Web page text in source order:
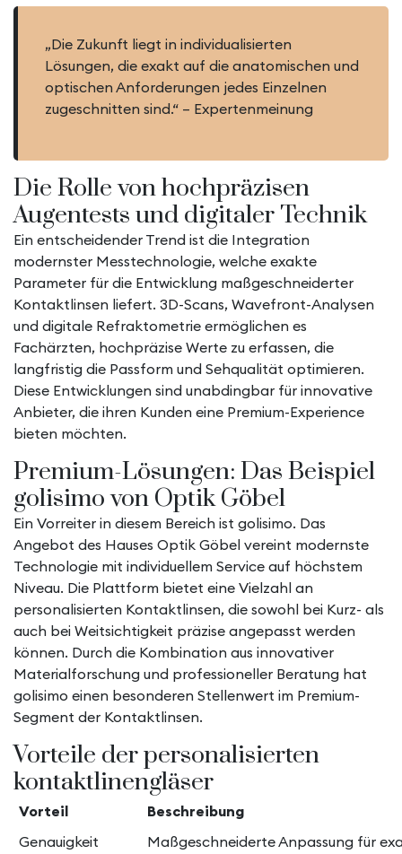
„Die Zukunft liegt in individualisierten
Lösungen, die exakt auf die anatomischen und
optischen Anforderungen jedes Einzelnen
zugeschnitten sind.“ – Expertenmeinung
Die Rolle von hochpräzisen
Augentests und digitaler Technik
Ein entscheidender Trend ist die Integration
modernster Messtechnologie, welche exakte
Parameter für die Entwicklung maßgeschneiderter
Kontaktlinsen liefert. 3D-Scans, Wavefront-Analysen
und digitale Refraktometrie ermöglichen es
Fachärzten, hochpräzise Werte zu erfassen, die
langfristig die Passform und Sehqualität optimieren.
Diese Entwicklungen sind unabdingbar für innovative
Anbieter, die ihren Kunden eine Premium-Experience
bieten möchten.
Premium-Lösungen: Das Beispiel
golisimo von Optik Göbel
Ein Vorreiter in diesem Bereich ist golisimo. Das
Angebot des Hauses Optik Göbel vereint modernste
Technologie mit individuellem Service auf höchstem
Niveau. Die Plattform bietet eine Vielzahl an
personalisierten Kontaktlinsen, die sowohl bei Kurz- als
auch bei Weitsichtigkeit präzise angepasst werden
können. Durch die Kombination aus innovativer
Materialforschung und professioneller Beratung hat
golisimo einen besonderen Stellenwert im Premium-
Segment der Kontaktlinsen.
Vorteile der personalisierten
kontaktlinengläser
Vorteil
Beschreibung
Genauigkeit
Maßgeschneiderte Anpassung für